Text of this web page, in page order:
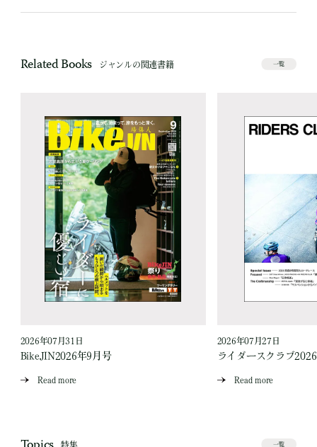
Related Books ジャンルの関連書籍 一覧
2026年07月31日
BikeJIN2026年9月号
Read more
2026年07月27日
ライダースクラブ
Read more
特集 一覧